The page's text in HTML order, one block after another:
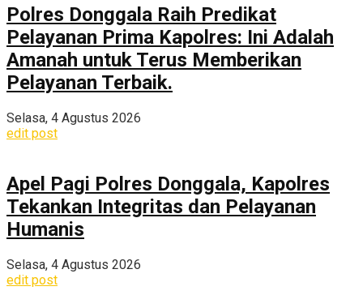
Polres Donggala Raih Predikat
Pelayanan Prima Kapolres: Ini Adalah
Amanah untuk Terus Memberikan
Pelayanan Terbaik.
Selasa, 4 Agustus 2026
edit post
Apel Pagi Polres Donggala, Kapolres
Tekankan Integritas dan Pelayanan
Humanis
Selasa, 4 Agustus 2026
edit post